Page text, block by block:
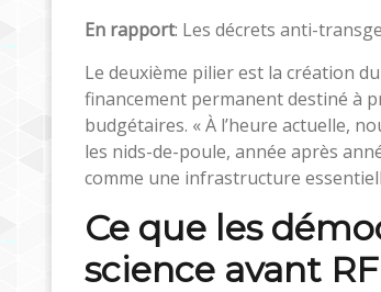
En rapport: Les décrets anti-
Le deuxième pilier est la création
financement permanent destiné à
budgétaires. « À l’heure actuelle,
les nids-de-poule, année après
comme une infrastructure
Ce que les
science avant